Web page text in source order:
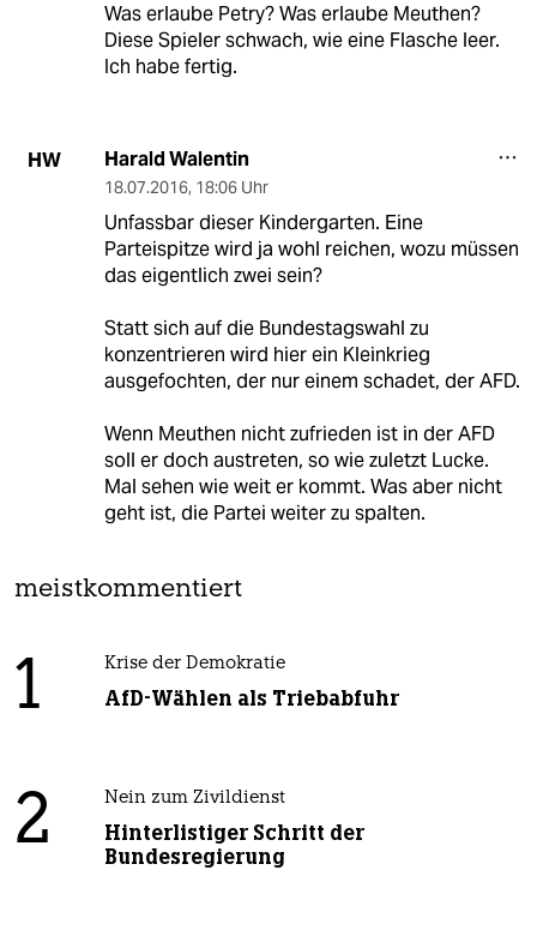
Was erlaube Petry? Was erlaube Meuthen?
Diese Spieler schwach, wie eine Flasche leer.
Ich habe fertig.
HW Harald Walentin
18.07.2016, 18:06 Uhr
Unfassbar dieser Kindergarten. Eine
Parteispitze wird ja wohl reichen, wozu müssen
das eigentlich zwei sein?
Statt sich auf die Bundestagswahl zu
konzentrieren wird hier ein Kleinkrieg
ausgefochten, der nur einem schadet, der AFD.
Wenn Meuthen nicht zufrieden ist in der AFD
soll er doch austreten, so wie zuletzt Lucke.
Mal sehen wie weit er kommt. Was aber nicht
geht ist, die Partei weiter zu spalten.
meistkommentiert
1 Krise der Demokratie
AfD-Wählen als Triebabfuhr
2 Nein zum Zivildienst
Hinterlistiger Schritt der
Bundesregierung